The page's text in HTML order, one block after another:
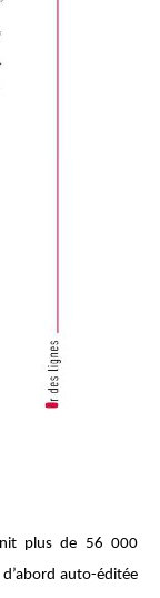
plus de 56 000
auto-éditée